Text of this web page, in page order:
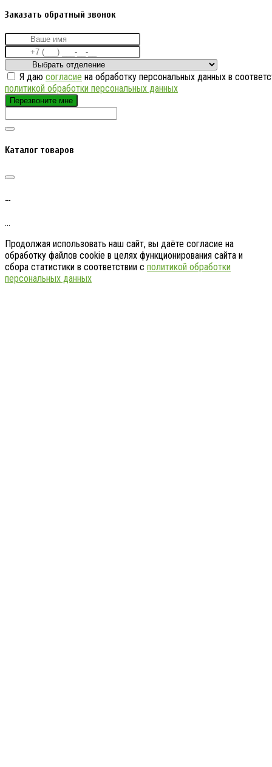
Заказать обратный звонок
Я даю согласие на обработку персональных данных в
политикой обработки персональных данных
Перезвоните мне
Каталог товаров
…
…
Продолжая использовать наш сайт, вы даёте согласие на
обработку файлов cookie в целях функционирования сайта и
сбора статистики в соответствии с политикой обработки
персональных данных